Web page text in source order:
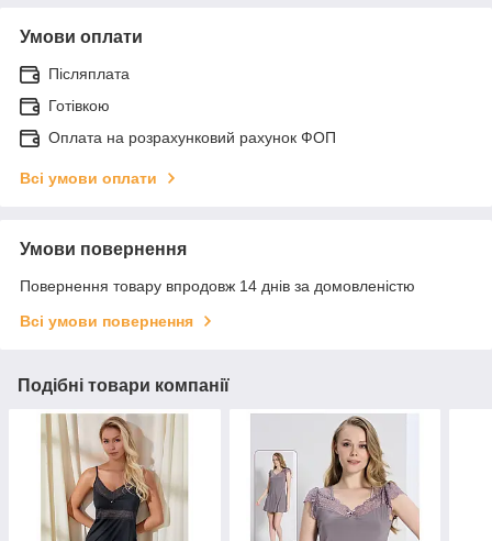
Умови оплати
Післяплата
Готівкою
Оплата на розрахунковий рахунок ФОП
Всі умови оплати
Умови повернення
Повернення товару впродовж 14 днів за домовленістю
Всі умови повернення
Подібні товари компанії